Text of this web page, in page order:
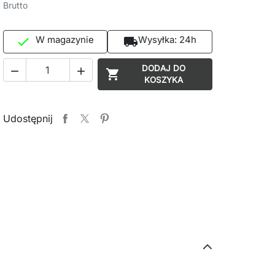
Brutto
 W magazynie local_shippingWysyłka: 24h
  
DODAJ DO
KOSZYKA
Udostępnij